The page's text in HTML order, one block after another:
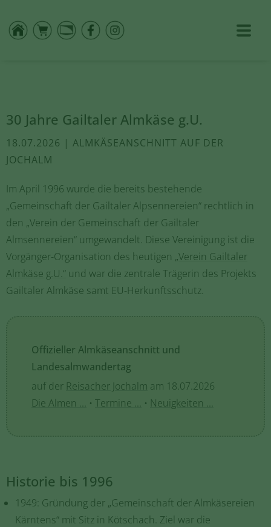
30 Jahre Gailtaler Almkäse g.U.
18.07.2026 | ALMKÄSEANSCHNITT AUF DER
JOCHALM
Im April 1996 wurde die bereits bestehende
„Gemeinschaft der Gailtaler Alpsennereien“ rechtlich in
den „Verein der Gemeinschaft der Gailtaler
Almsennereien“ umgewandelt. Diese Vereinigung ist die
Vorgänger-Organisation des heutigen „Verein Gailtaler
Almkäse g.U.“ und war die zentrale Trägerin des Projekts
Gailtaler Almkäse samt EU-Herkunftsschutz.
Offizieller Almkäseanschnitt und
Landesalmwandertag
auf der Reisacher Jochalm am 18.07.2026
Die Almen ... • Termine ... • Neuigkeiten ...
Historie bis 1996
1949: Gründung der „Gemeinschaft der Almkäsereien
Kärntens“ mit Sitz in Kötschach. Ziel war die